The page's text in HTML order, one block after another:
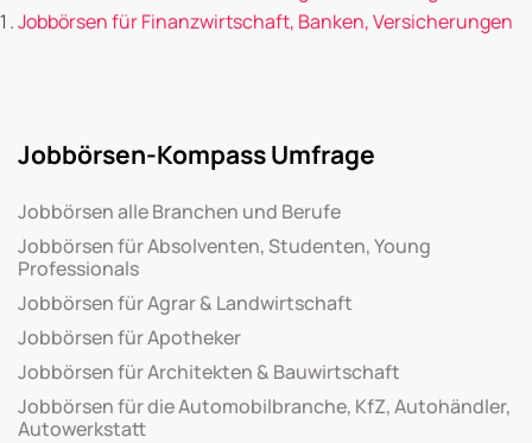
Jobbörsen für Finanzwirtschaft, Banken, Versicherungen
Jobbörsen-Kompass Umfrage
Jobbörsen alle Branchen und Berufe
Jobbörsen für Absolventen, Studenten, Young
Professionals
Jobbörsen für Agrar & Landwirtschaft
Jobbörsen für Apotheker
Jobbörsen für Architekten & Bauwirtschaft
Jobbörsen für die Automobilbranche, KfZ, Autohändler,
Autowerkstatt